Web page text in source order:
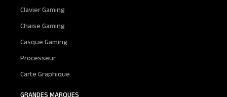
Clavier Gaming
Chaise Gaming
Casque Gaming
Processeur
Carte Graphique